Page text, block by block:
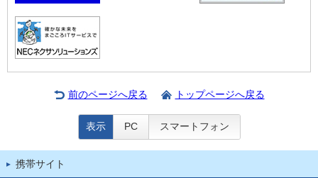
前のページへ戻る トップページへ戻る
表示 PC スマートフォン
携帯サイト